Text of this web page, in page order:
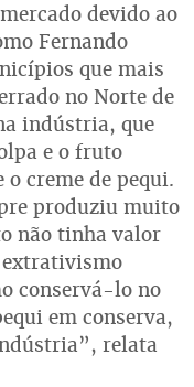
devido ao
Fernando
que mais
no Norte de
indústria, que
e o fruto
creme de pequi.
produziu muito
não tinha valor
extrativismo
conservá-lo no
em conserva,
relata